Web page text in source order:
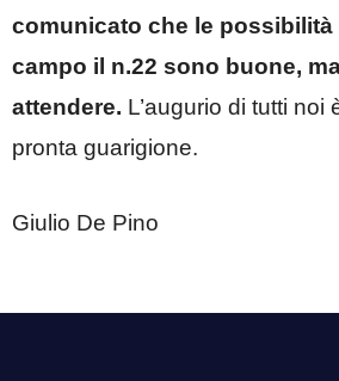
comunicato che le possibilità
campo il n.22 sono buone,
attendere. L’augurio di tutti noi
pronta guarigione.
Giulio De Pino